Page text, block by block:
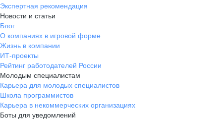
Экспертная рекомендация
Новости и статьи
Блог
О компаниях в игровой форме
Жизнь в компании
ИТ-проекты
Рейтинг работодателей России
Молодым специалистам
Карьера для молодых специалистов
Школа программистов
Карьера в некоммерческих организациях
Боты для уведомлений